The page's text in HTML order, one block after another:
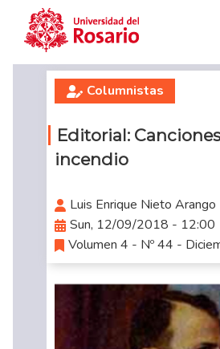
Skip to main content
Columnistas
Editorial:
incendio
Luis Enrique Nieto Arango
Sun, 12/09/2018 - 12:00
Volumen 4 - Nº 44 -